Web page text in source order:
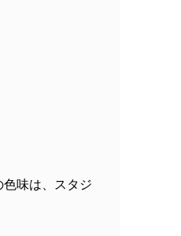
味は、スタジ